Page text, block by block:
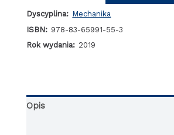
eksperymentalna
analiza
wybranych
zagadnień
Dyscyplina: Mechanika
ISBN: 978-83-65991-55-3
Rok wydania: 2019
Opis